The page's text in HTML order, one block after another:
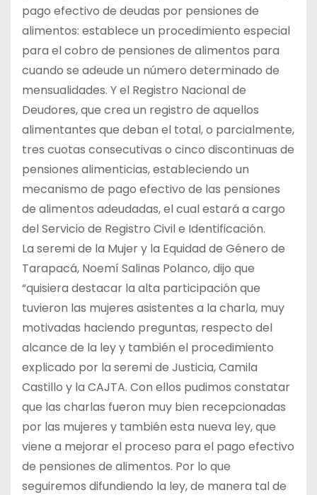
pago efectivo de deudas por pensiones de
alimentos: establece un procedimiento especial
para el cobro de pensiones de alimentos para
cuando se adeude un número determinado de
mensualidades. Y el Registro Nacional de
Deudores, que crea un registro de aquellos
alimentantes que deban el total, o parcialmente,
tres cuotas consecutivas o cinco discontinuas de
pensiones alimenticias, estableciendo un
mecanismo de pago efectivo de las pensiones
de alimentos adeudadas, el cual estará a cargo
del Servicio de Registro Civil e Identificación.
La seremi de la Mujer y la Equidad de Género de
Tarapacá, Noemí Salinas Polanco, dijo que
“quisiera destacar la alta participación que
tuvieron las mujeres asistentes a la charla, muy
motivadas haciendo preguntas, respecto del
alcance de la ley y también el procedimiento
explicado por la seremi de Justicia, Camila
Castillo y la CAJTA. Con ellos pudimos constatar
que las charlas fueron muy bien recepcionadas
por las mujeres y también esta nueva ley, que
viene a mejorar el proceso para el pago efectivo
de pensiones de alimentos. Por lo que
seguiremos difundiendo la ley, de manera tal de